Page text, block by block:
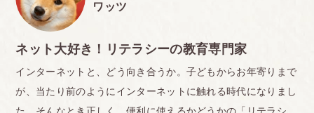
ワッツ
ネット大好き！リテラシーの教育専門家
インターネットと、どう向き合うか。子どもからお年寄りまで
が、当たり前のようにインターネットに触れる時代になりまし